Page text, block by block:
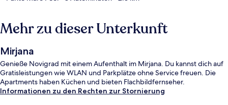
Mehr zu dieser Unterkunft
Mirjana
Genieße Novigrad mit einem Aufenthalt im Mirjana. Du kannst dich auf
Gratisleistungen wie WLAN und Parkplätze ohne Service freuen. Die
Apartments haben Küchen und bieten Flachbildfernseher.
Informationen zu den Rechten zur Stornierung